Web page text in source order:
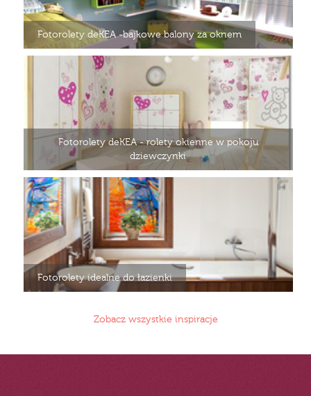
Fotorolety deKEA -bajkowe balony za oknem
Fotorolety deKEA - rolety okienne w pokoju
dziewczynki
Fotorolety idealne do łazienki
Zobacz wszystkie inspiracje